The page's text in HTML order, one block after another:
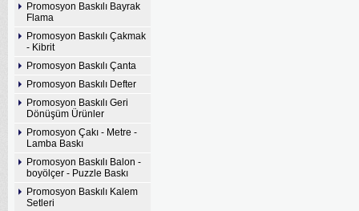
Promosyon Baskılı Bayrak
Flama
Promosyon Baskılı Çakmak
- Kibrit
Promosyon Baskılı Çanta
Promosyon Baskılı Defter
Promosyon Baskılı Geri
Dönüşüm Ürünler
Promosyon Çakı - Metre -
Lamba Baskı
Promosyon Baskılı Balon -
boyölçer - Puzzle Baskı
Promosyon Baskılı Kalem
Setleri